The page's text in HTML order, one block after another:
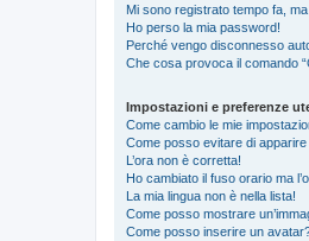
Mi sono registrato tempo fa,
Ho perso la mia password!
Perché vengo disconnesso
Che cosa provoca il comando
Impostazioni e preferenze
Come cambio le mie
Come posso evitare di
L’ora non è corretta!
Ho cambiato il fuso orario ma
La mia lingua non è nella lista!
Come posso mostrare
Come posso inserire un